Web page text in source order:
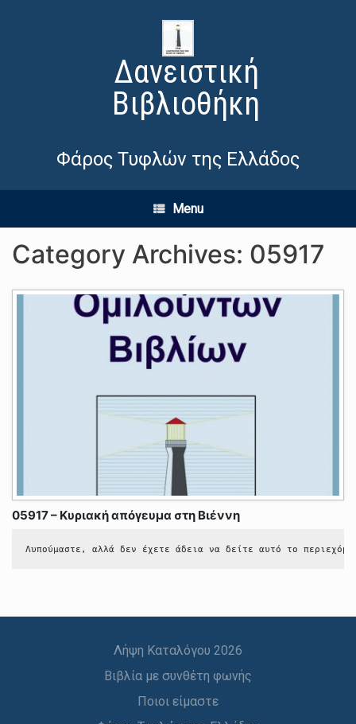
Δανειστική
Βιβλιοθήκη
Φάρος Τυφλών της Ελλάδος
Menu
Category Archives: 05917
05917 – Κυριακή απόγευμα στη Βιέννη
Λυπούμαστε, αλλά δεν έχετε άδεια να δείτε αυτό το
Λήψη Καταλόγου 2026
Βιβλία με συνθέτη φωνής
Ποιοι είμαστε